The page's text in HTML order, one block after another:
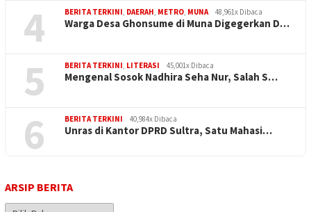
4 BERITA TERKINI, DAERAH, METRO, MUNA 48,961x Dibaca
Warga Desa Ghonsume di Muna Digegerkan D…
5 BERITA TERKINI, LITERASI 45,001x Dibaca
Mengenal Sosok Nadhira Seha Nur, Salah S…
6 BERITA TERKINI 40,984x Dibaca
Unras di Kantor DPRD Sultra, Satu Mahasi…
ARSIP BERITA